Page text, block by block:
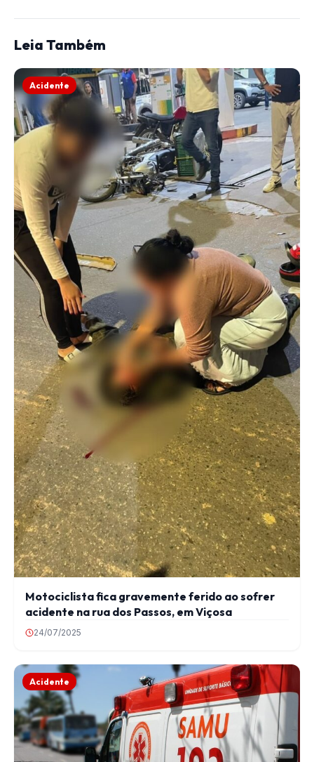
Leia Também
Acidente
Motociclista fica gravemente ferido ao sofrer
acidente na rua dos Passos, em Viçosa
24/07/2025
Acidente